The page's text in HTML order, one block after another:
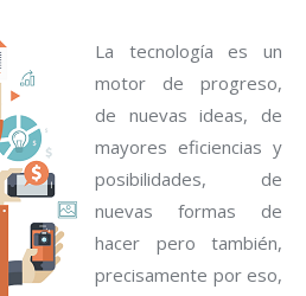
La tecnología es un
motor de progreso,
de nuevas ideas, de
mayores eficiencias y
posibilidades, de
nuevas formas de
hacer pero también,
precisamente por eso,